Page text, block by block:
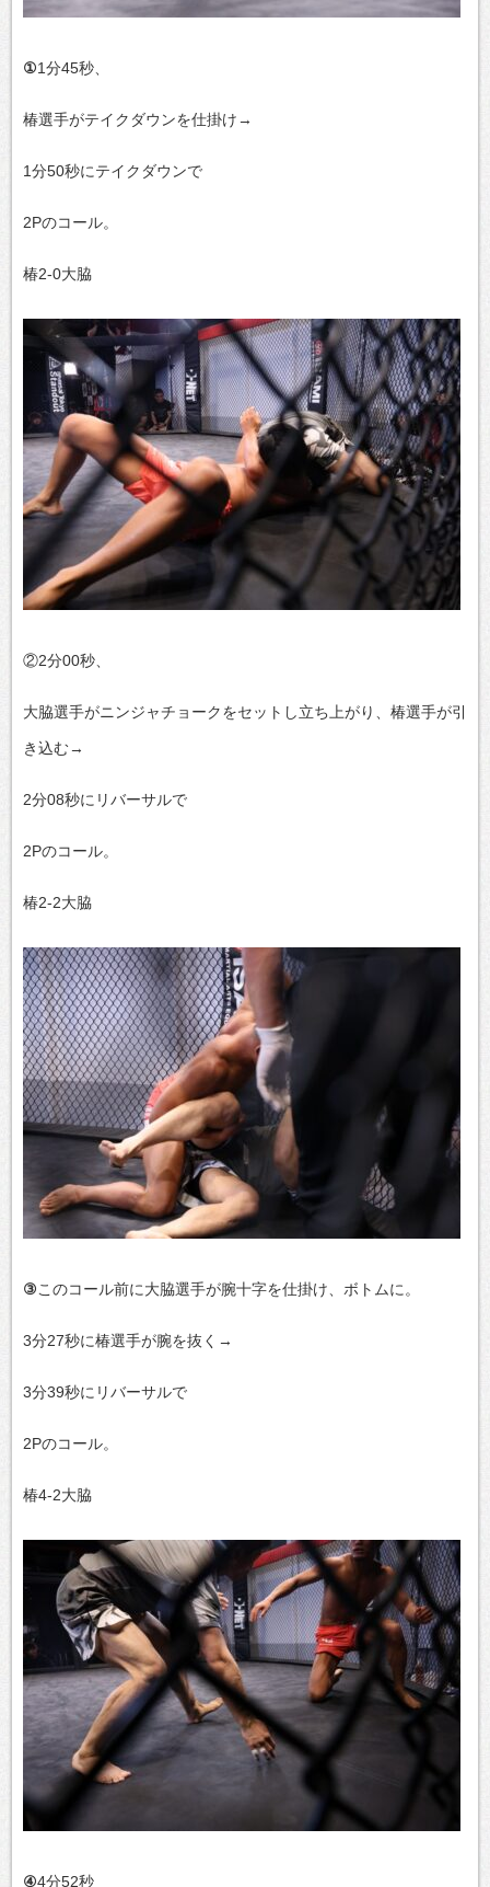
①1分45秒、
椿選手がテイクダウンを仕掛け→
1分50秒にテイクダウンで
2Pのコール。
椿2-0大脇
②2分00秒、
大脇選手がニンジャチョークをセットし立ち上がり、椿選手が引
き込む→
2分08秒にリバーサルで
2Pのコール。
椿2-2大脇
③このコール前に大脇選手が腕十字を仕掛け、ボトムに。
3分27秒に椿選手が腕を抜く→
3分39秒にリバーサルで
2Pのコール。
椿4-2大脇
④4分52秒